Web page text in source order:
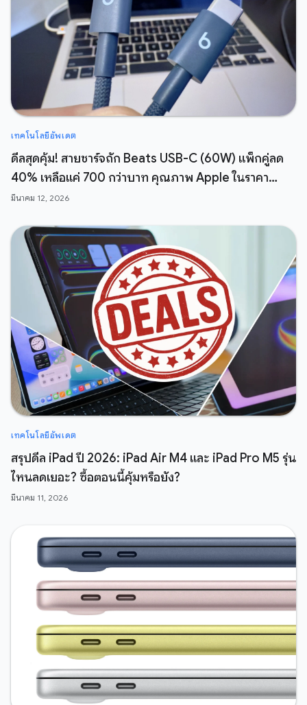
เทคโนโลยีอัพเดต
ดีลสุดคุ้ม! สายชาร์จถัก Beats USB-C (60W) แพ็กคู่ลด
40% เหลือแค่ 700 กว่าบาท คุณภาพ Apple ในราคา
สบายกระเป๋า
มีนาคม 12, 2026
เทคโนโลยีอัพเดต
สรุปดีล iPad ปี 2026: iPad Air M4 และ iPad Pro M5 รุ่น
ไหนลดเยอะ? ซื้อตอนนี้คุ้มหรือยัง?
มีนาคม 11, 2026